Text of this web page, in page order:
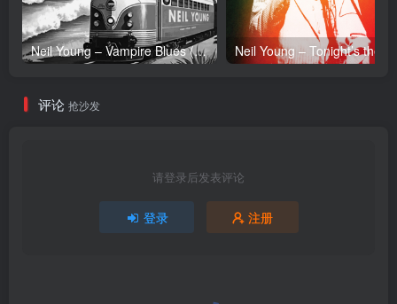
Neil Young – Vampire Blues (Live) – Single(054391239303)【24bit／96.0kHz】土耳其区
评论 抢沙发
请登录后发表评论
登录 注册